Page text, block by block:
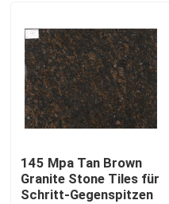
Poliergranit-Stein
Geflammter Granit-Stein
Marmorsteinfliese
145 Mpa Tan Brown
Granite Stone Tiles für
Schritt-Gegenspitzen